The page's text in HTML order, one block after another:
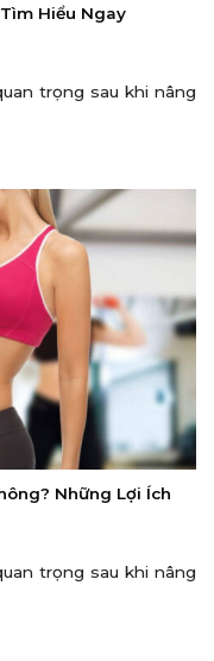
Hiểu Ngay
trọng sau khi nâng
Những Lợi Ích
trọng sau khi nâng